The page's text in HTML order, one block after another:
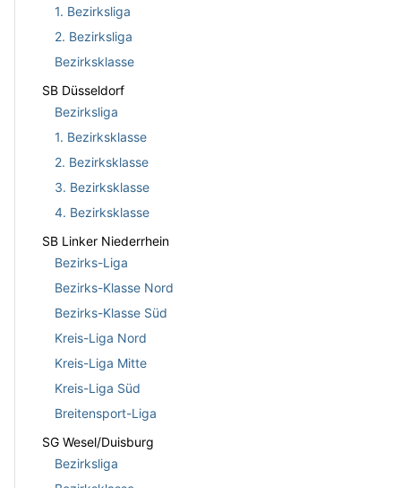
1. Bezirksliga
2. Bezirksliga
Bezirksklasse
SB Düsseldorf
Bezirksliga
1. Bezirksklasse
2. Bezirksklasse
3. Bezirksklasse
4. Bezirksklasse
SB Linker Niederrhein
Bezirks-Liga
Bezirks-Klasse Nord
Bezirks-Klasse Süd
Kreis-Liga Nord
Kreis-Liga Mitte
Kreis-Liga Süd
Breitensport-Liga
SG Wesel/Duisburg
Bezirksliga